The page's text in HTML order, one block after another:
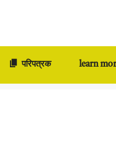
परिपत्रक learn